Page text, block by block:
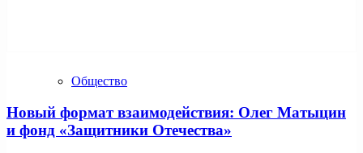
Общество
Новый формат взаимодействия: Олег Матыцин
и фонд «Защитники Отечества»